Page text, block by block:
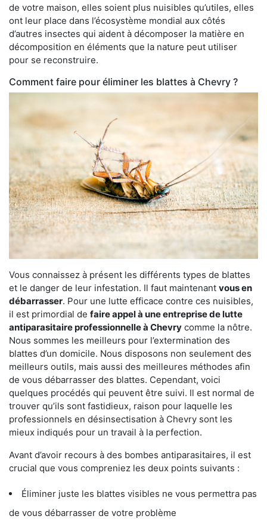
de votre maison, elles soient plus nuisibles qu’utiles, elles
ont leur place dans l’écosystème mondial aux côtés
d’autres insectes qui aident à décomposer la matière en
décomposition en éléments que la nature peut utiliser
pour se reconstruire.
Comment faire pour éliminer les blattes à Chevry ?
Vous connaissez à présent les différents types de blattes
et le danger de leur infestation. Il faut maintenant vous en
débarrasser. Pour une lutte efficace contre ces nuisibles,
il est primordial de faire appel à une entreprise de lutte
antiparasitaire professionnelle à Chevry comme la nôtre.
Nous sommes les meilleurs pour l’extermination des
blattes d’un domicile. Nous disposons non seulement des
meilleurs outils, mais aussi des meilleures méthodes afin
de vous débarrasser des blattes. Cependant, voici
quelques procédés qui peuvent être suivi. Il est normal de
trouver qu’ils sont fastidieux, raison pour laquelle les
professionnels en désinsectisation à Chevry sont les
mieux indiqués pour un travail à la perfection.
Avant d’avoir recours à des bombes antiparasitaires, il est
crucial que vous compreniez les deux points suivants :
Éliminer juste les blattes visibles ne vous permettra pas
de vous débarrasser de votre problème